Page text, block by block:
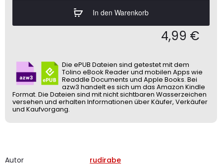
Autor
rudirabe
In den Warenkorb
4,99 €
Die ePUB Dateien sind getestet mit dem
Tolino eBook Reader und mobilen Apps wie
Readdle Documents und Apple Books. Bei
azw3 handelt es sich um das Amazon Kindle
Format. Die Dateien sind mit nicht sichtbaren Wasserzeichen
versehen und erhalten Informationen über Käufer, Verkäufer
und Kaufvorgang.